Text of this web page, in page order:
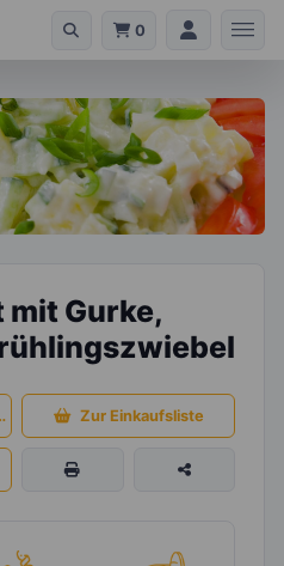
0
Gurke,
Zur Einkaufsliste